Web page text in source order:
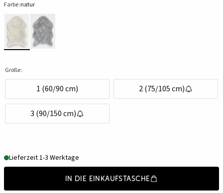
Farbe:natur
Größe:
1 (60/90 cm) 2 (75/105 cm)
3 (90/150 cm)
Lieferzeit 1-3 Werktage
In die Einkaufstasche